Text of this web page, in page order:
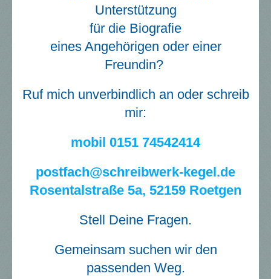
Unterstützung
für die Biografie
eines Angehörigen oder einer
Freundin?
Ruf mich unverbindlich an oder schreib
mir:
mobil 0151 74542414
postfach@schreibwerk-kegel.de
Rosentalstraße 5a, 52159 Roetgen
Stell Deine Fragen.
Gemeinsam suchen wir den
passenden Weg.